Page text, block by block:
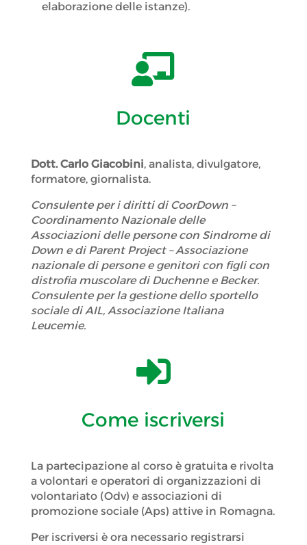
elaborazione delle istanze).

Docenti
Dott. Carlo Giacobini, analista, divulgatore,
formatore, giornalista.
Consulente per i diritti di CoorDown –
Coordinamento Nazionale delle
Associazioni delle persone con Sindrome di
Down e di Parent Project – Associazione
nazionale di persone e genitori con figli con
distrofia muscolare di Duchenne e Becker.
Consulente per la gestione dello sportello
sociale di AIL, Associazione Italiana
Leucemie.

Come iscriversi
La partecipazione al corso è gratuita e rivolta
a volontari e operatori di organizzazioni di
volontariato (Odv) e associazioni di
promozione sociale (Aps) attive in Romagna.
Per iscriversi è ora necessario registrarsi